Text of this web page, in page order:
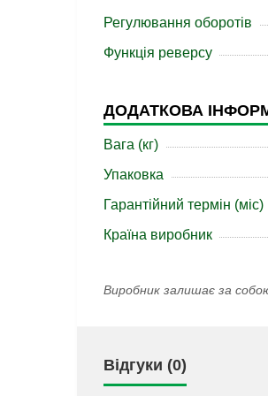
Регулювання оборотів
Функція реверсу
ДОДАТКОВА
Вага (кг)
Упаковка
Гарантійний термін (міс)
Країна виробник
Виробник залишає за
Відгуки (0)